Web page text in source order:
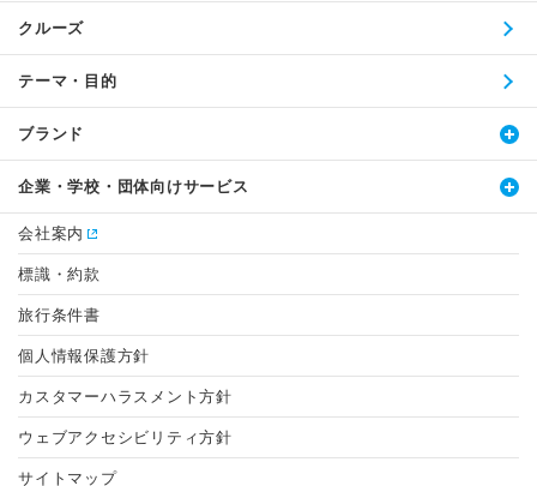
クルーズ
テーマ・目的
ブランド
企業・学校・団体向けサービス
会社案内
標識・約款
旅行条件書
個人情報保護方針
カスタマーハラスメント方針
ウェブアクセシビリティ方針
サイトマップ